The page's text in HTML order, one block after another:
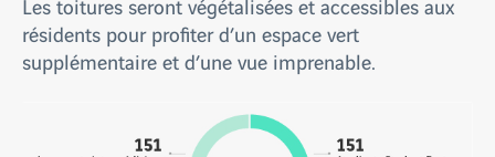
résidents pour profiter d’un espace vert
supplémentaire et d’une vue imprenable.